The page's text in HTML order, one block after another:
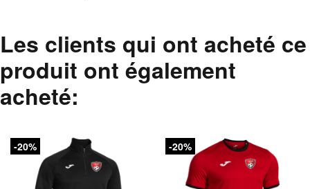
Les clients qui ont acheté ce
produit ont également
acheté:
-20% -20%